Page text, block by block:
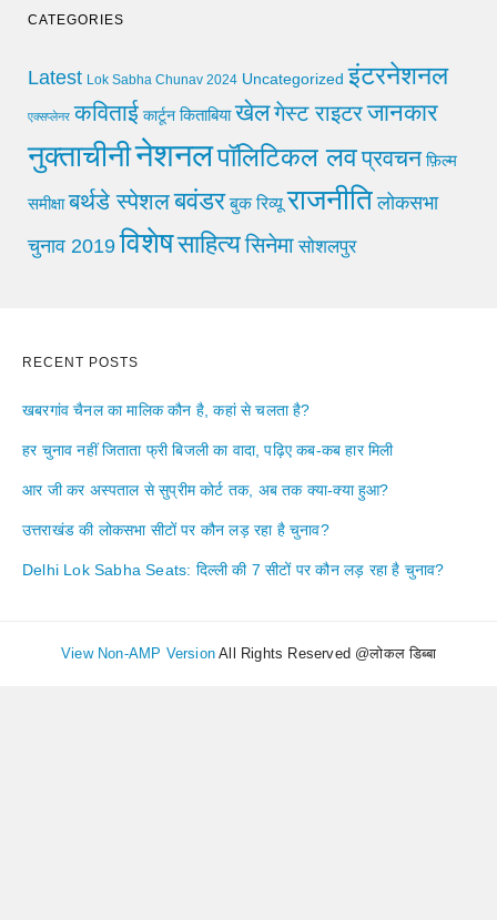
CATEGORIES
Latest Lok Sabha Chunav 2024 Uncategorized इंटरनेशनल
एक्सप्लेनर कविताई कार्टून किताबिया खेलगेस्ट राइटरजानकार
नुक्ताचीनीनेशनलपॉलिटिकल लवप्रवचन फ़िल्म
समीक्षा बर्थडे स्पेशलबवंडर बुक रिव्यू राजनीति लोकसभा
चुनाव 2019 विशेषसाहित्यसिनेमा सोशलपुर
RECENT POSTS
खबरगांव चैनल का मालिक कौन है, कहां से चलता है?
हर चुनाव नहीं जिताता फ्री बिजली का वादा, पढ़िए कब-कब हार मिली
आर जी कर अस्पताल से सुप्रीम कोर्ट तक, अब तक क्या-क्या हुआ?
उत्तराखंड की लोकसभा सीटों पर कौन लड़ रहा है चुनाव?
Delhi Lok Sabha Seats: दिल्ली की 7 सीटों पर कौन लड़ रहा है चुनाव?
View Non-AMP Version All Rights Reserved @लोकल डिब्बा